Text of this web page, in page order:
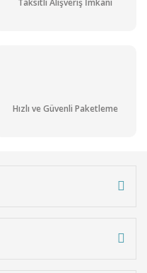
Taksitli Alışveriş İmkanı
Hızlı ve Güvenli Paketleme